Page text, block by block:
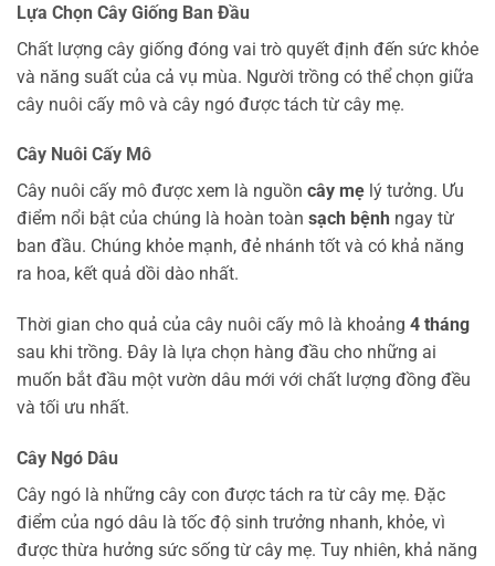
Lựa Chọn Cây Giống Ban Đầu
Chất lượng cây giống đóng vai trò quyết định đến sức khỏe
và năng suất của cả vụ mùa. Người trồng có thể chọn giữa
cây nuôi cấy mô và cây ngó được tách từ cây mẹ.
Cây Nuôi Cấy Mô
Cây nuôi cấy mô được xem là nguồn cây mẹ lý tưởng. Ưu
điểm nổi bật của chúng là hoàn toàn sạch bệnh ngay từ
ban đầu. Chúng khỏe mạnh, đẻ nhánh tốt và có khả năng
ra hoa, kết quả dồi dào nhất.
Thời gian cho quả của cây nuôi cấy mô là khoảng 4 tháng
sau khi trồng. Đây là lựa chọn hàng đầu cho những ai
muốn bắt đầu một vườn dâu mới với chất lượng đồng đều
và tối ưu nhất.
Cây Ngó Dâu
Cây ngó là những cây con được tách ra từ cây mẹ. Đặc
điểm của ngó dâu là tốc độ sinh trưởng nhanh, khỏe, vì
được thừa hưởng sức sống từ cây mẹ. Tuy nhiên, khả năng